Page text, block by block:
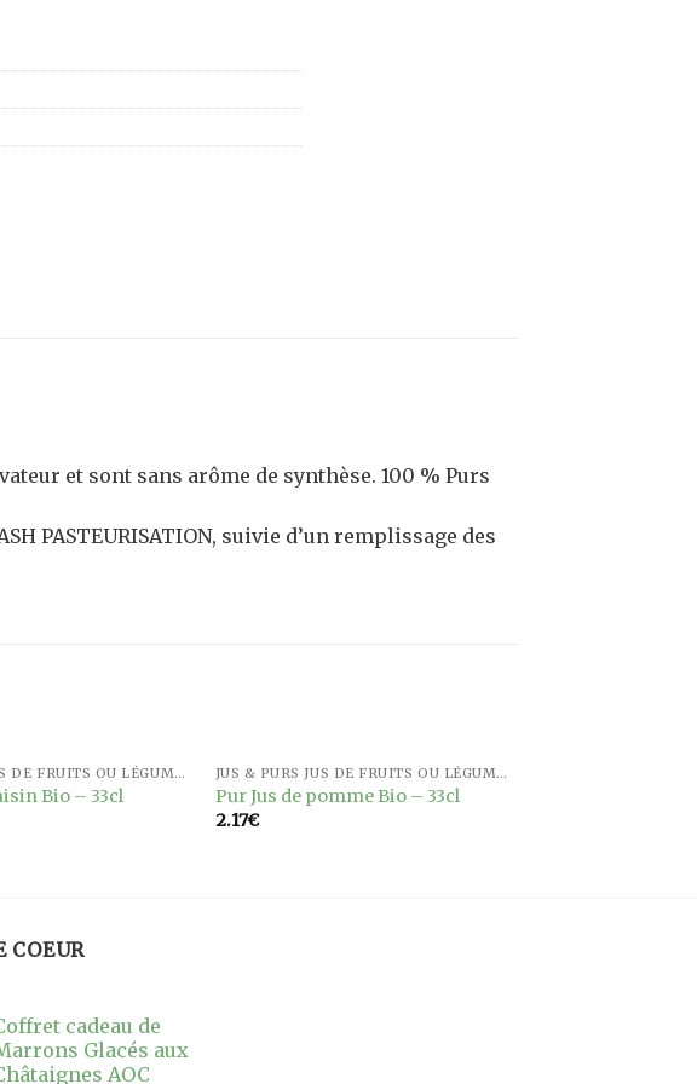
et sont sans arôme de synthèse. 100 % Purs
PASTEURISATION, suivie d’un remplissage des
Ajouter
JUS & PURS JUS DE FRUITS OU LÉGUMES
Bio – 33cl
Ajouter
à la
JUS & PURS JUS DE FRUITS OU LÉGUMES
Pur Jus de pomme Bio – 33cl
2.17€
COEUR
cadeau de
Glacés aux
AOC